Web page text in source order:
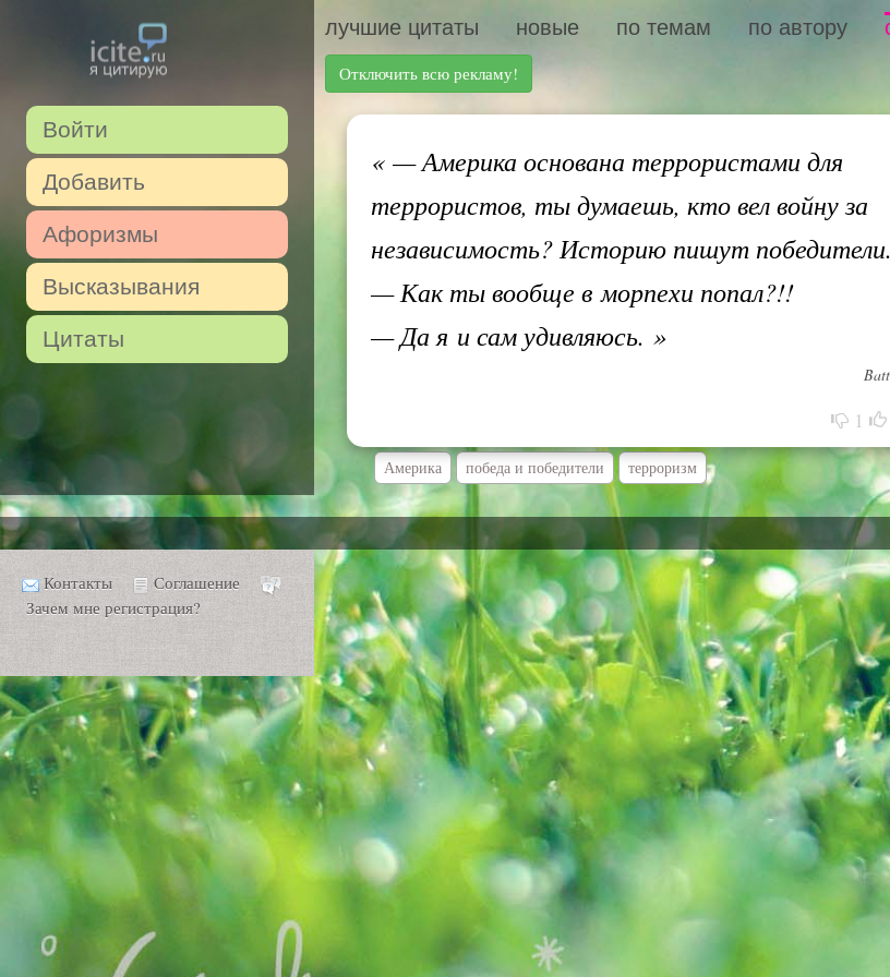
Войти
Добавить
Афоризмы
Высказывания
Цитаты
лучшие цитаты новые по темам по автору
Отключить всю рекламу!
«— Америка основана террористами для
террористов, ты думаешь, кто вел войну за
независимость? Историю пишут победители.
— Как ты вообще в морпехи попал?!!
— Да я и сам удивляюсь. »
1
Америка победа и победители терроризм
Контакты
Соглашение
Зачем мне регистрация?